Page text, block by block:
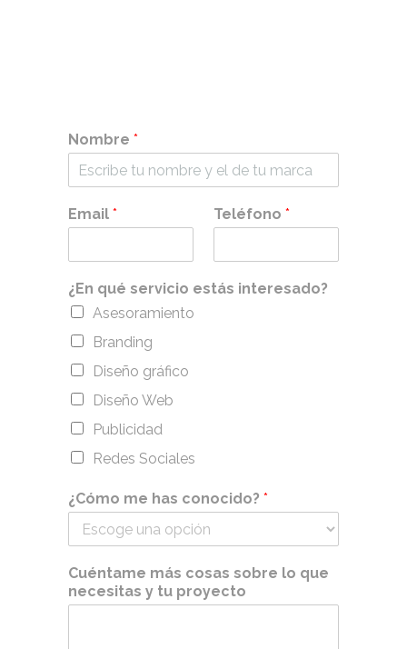
Nombre *
Email * Teléfono *
¿En qué servicio estás interesado?
Asesoramiento
Branding
Diseño gráfico
Diseño Web
Publicidad
Redes Sociales
¿Cómo me has conocido? *
Cuéntame más cosas sobre lo que
necesitas y tu proyecto